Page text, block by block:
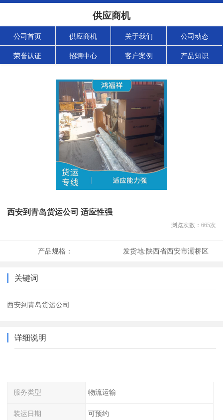
供应商机
公司首页 供应商机 关于我们 公司动态
荣誉认证 招聘中心 客户案例 产品知识
西安到青岛货运公司 适应性强
浏览次数： 665次
产品规格： 发货地:陕西省西安市灞桥区
关键词
西安到青岛货运公司
详细说明
服务类型 物流运输
装运日期 可预约